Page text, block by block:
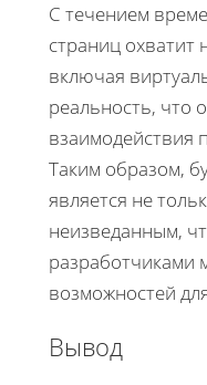
С течением
страниц
включая
реальность, что
взаимодействия
Таким образом,
является не
неизведанным,
разработчиками
возможностей
Вывод